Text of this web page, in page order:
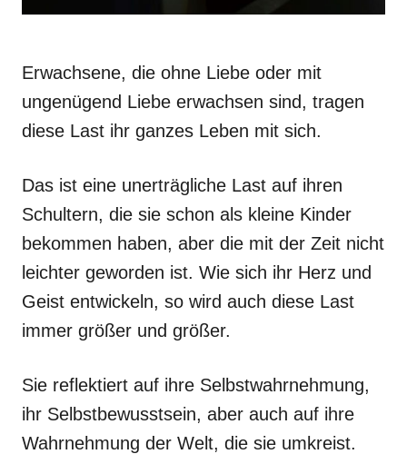
Erwachsene, die ohne Liebe oder mit
ungenügend Liebe erwachsen sind, tragen
diese Last ihr ganzes Leben mit sich.
Das ist eine unerträgliche Last auf ihren
Schultern, die sie schon als kleine Kinder
bekommen haben, aber die mit der Zeit nicht
leichter geworden ist. Wie sich ihr Herz und
Geist entwickeln, so wird auch diese Last
immer größer und größer.
Sie reflektiert auf ihre Selbstwahrnehmung,
ihr Selbstbewusstsein, aber auch auf ihre
Wahrnehmung der Welt, die sie umkreist.